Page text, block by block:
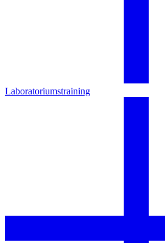
Laboratoriumstraining